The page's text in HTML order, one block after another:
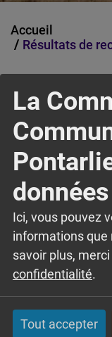
La
Ici, vous pouvez
informations que
savoir plus,
confidentialité.
Tout accepter
Accueil
Résultats de
SALLE DES
Veuillez trouver
salle : Tarifs
Associations des
Granges-Narboz
08h au lundi 08h
chaises 1 fois par
Salle 1/3 avec
PAGE
Salle des fêtes